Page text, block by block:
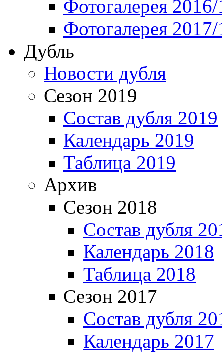
Фотогалерея
Фотогалерея
Дубль
Новости дубля
Сезон 2019
Состав дубля 2019
Календарь 2019
Таблица 2019
Архив
Сезон 2018
Состав дубля
Календарь 2018
Таблица 2018
Сезон 2017
Состав дубля
Календарь 2017